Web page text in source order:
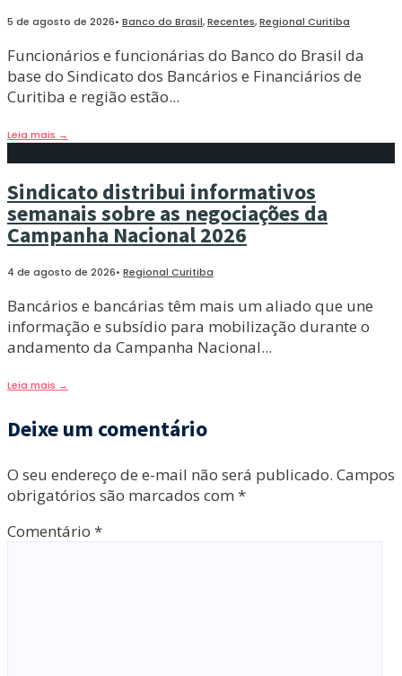
5 de agosto de 2026• Banco do Brasil,Recentes,Regional Curitiba
Funcionários e funcionárias do Banco do Brasil da
base do Sindicato dos Bancários e Financiários de
Curitiba e região estão...
Leia mais →
Sindicato distribui informativos
semanais sobre as negociações da
Campanha Nacional 2026
4 de agosto de 2026• Regional Curitiba
Bancários e bancárias têm mais um aliado que une
informação e subsídio para mobilização durante o
andamento da Campanha Nacional...
Leia mais →
Deixe um comentário
O seu endereço de e-mail não será publicado. Campos
obrigatórios são marcados com *
Comentário *